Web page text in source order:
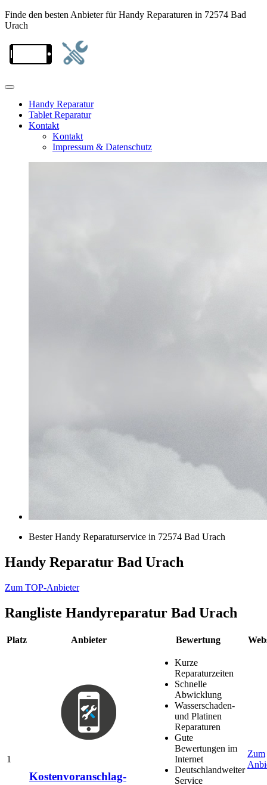
Finde den besten Anbieter für Handy Reparaturen in 72574 Bad
Urach
Handy Reparatur
Tablet Reparatur
Kontakt
Kontakt
Impressum & Datenschutz
Bester Handy Reparaturservice in 72574 Bad Urach
Handy Reparatur Bad Urach
Zum TOP-Anbieter
Rangliste Handyreparatur Bad Urach
Platz Anbieter Bewertung
1
Kostenvoranschlag-
Kurze
Reparaturzeiten
Schnelle
Abwicklung
Wasserschaden-
und Platinen
Reparaturen
Gute
Bewertungen im
Internet
Deutschlandweiter
Service
Zum